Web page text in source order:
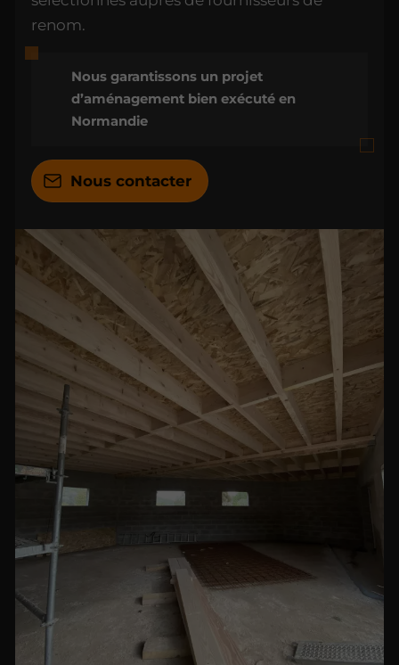
renom.
Nous garantissons un projet
d’aménagement bien exécuté en
Normandie
Nous contacter